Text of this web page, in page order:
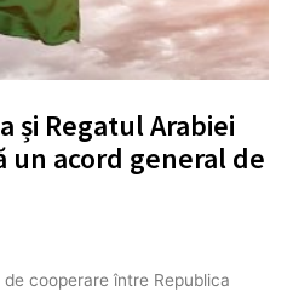
și Regatul Arabiei
un acord general de
cooperare între Republica